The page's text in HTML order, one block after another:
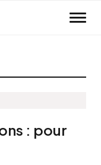
: pour